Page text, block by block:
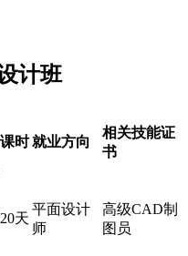
计班
课时就业方向
相关技能证
书
20天
平面设计
师
高级CAD制
图员